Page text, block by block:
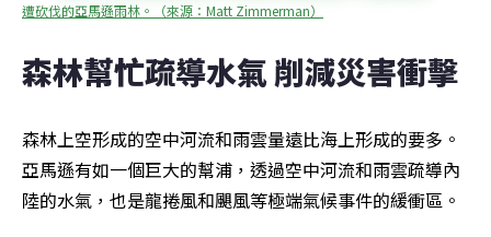
遭砍伐的亞馬遜雨林。（來源：Matt Zimmerman）
森林幫忙疏導水氣 削減災害衝擊
森林上空形成的空中河流和雨雲量遠比海上形成的要多。
亞馬遜有如一個巨大的幫浦，透過空中河流和雨雲疏導內
陸的水氣，也是龍捲風和颶風等極端氣候事件的緩衝區。